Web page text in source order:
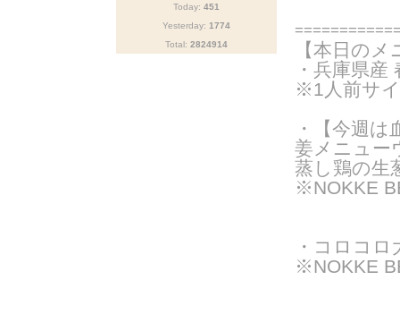
【本日のメ
・ 兵庫県産
※1人前サ
・【今週
姜メニュー
蒸し鶏の生
※NOKKE
・コロコ
※NOKKE
Today: 451
Yesterday: 1774
Total: 2824914